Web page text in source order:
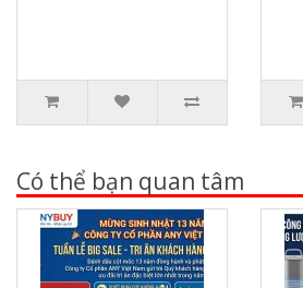
Có thể bạn quan tâm